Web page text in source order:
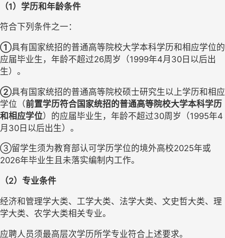
（1）学历和年龄条件
符合下列条件之一：
①具有国家统招的普通高等院校大学本科学历和相应学位的
应届毕业生，年龄不超过26周岁（1999年4月30日以后出
生） 。
②具有国家统招的普通高等院校硕士研究生以上学历和相应
学位（前置学历符合国家统招的普通高等院校大学本科学历
和相应学位）的应届毕业生，年龄不超过30周岁（1995年4
月30日以后出生） 。
③留学生须为教育部认可学历学位的境外高校2025年或
2026年毕业生且未落实编制内工作。
（2）专业条件
经济和管理学大类、工学大类、法学大类、文史哲大类、理
学大类、农学大类相关专业。
应聘人员须最高层次学历所学专业符合上述要求。